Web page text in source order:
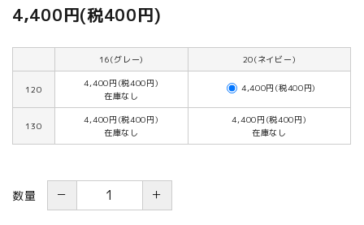
4,400円(税400円)
16(グレー) 20(ネイビー)
120
4,400円(税400円)
在庫なし
4,400円(税400円)
130
4,400円(税400円)
在庫なし
4,400円(税400円)
在庫なし
数量 － ＋